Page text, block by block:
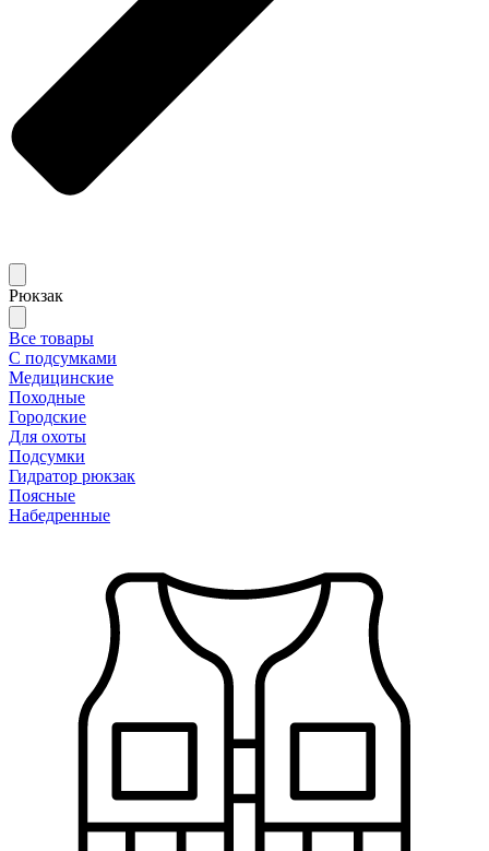
Рюкзак
Все товары
С подсумками
Медицинские
Походные
Городские
Для охоты
Подсумки
Гидратор рюкзак
Поясные
Набедренные